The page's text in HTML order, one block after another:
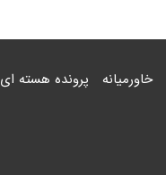
خاورمیانه پرونده هسته ای